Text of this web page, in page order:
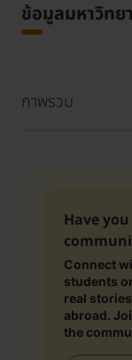
ข้อมูลมหาวิทย
ภาพรวม
Have
Connect
students
real
abroad.
the